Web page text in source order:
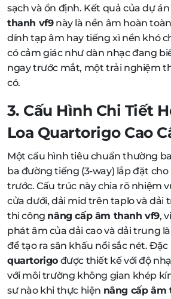
sạch và ổn định. Kết quả của dự án
thanh vf9này là nền âm hoàn
dính tạp âm hay tiếng xì nền khó
có cảm giác như dàn nhạc đang
ngay trước mắt, một trải nghiệm
có.
3. Cấu Hình Chi Tiết
Loa Quartorigo Cao
Một cấu hình tiêu chuẩn thường
ba đường tiếng (3-way) lắp đặt
trước. Cấu trúc này chia rõ nhiệm
cửa dưới, dải mid trên taplo và dải
thi công nâng cấp âm thanh vf9,
phát âm của dải cao và dải trung
để tạo ra sân khấu nổi sắc nét. Đặc
quartorigo được thiết kế với độ
với môi trường không gian khép
sư nào khi thực hiện nâng cấp âm